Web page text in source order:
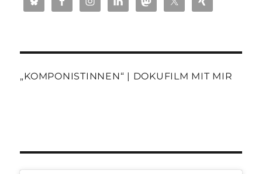
„KOMPONISTINNEN“ | DOKUFILM MIT MIR